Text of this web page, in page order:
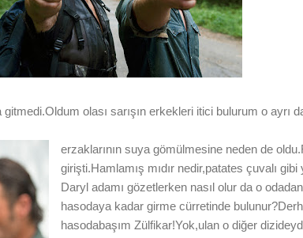
olası sarışın erkekleri itici bulurum o ayrı
erzaklarının suya gömülmesine neden de
girişti.Hamlamış mıdır nedir,patates çuvalı
Daryl adamı gözetlerken nasıl olur da o
hasodaya kadar girme cürretinde
hasodabaşım Zülfikar!Yok,ulan o diğer